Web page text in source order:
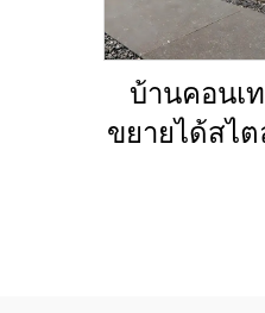
บ้านคอนเ
ขยายได้สไ